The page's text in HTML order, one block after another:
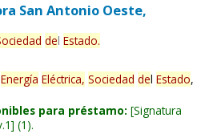
San Antonio Oeste,
del Estado.
Energía Eléctrica, Sociedad del Estado,
para préstamo: Signatura
(1).